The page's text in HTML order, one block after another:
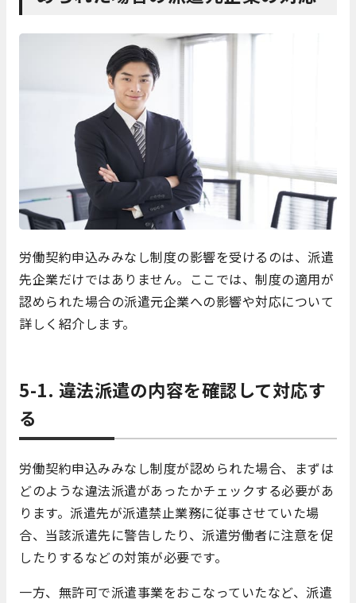
労働契約申込みみなし制度の影響を受けるのは、派遣
先企業だけではありません。ここでは、制度の適用が
認められた場合の派遣元企業への影響や対応について
詳しく紹介します。
5-1. 違法派遣の内容を確認して対応す
る
労働契約申込みみなし制度が認められた場合、まずは
どのような違法派遣があったかチェックする必要があ
ります。派遣先が派遣禁止業務に従事させていた場
合、当該派遣先に警告したり、派遣労働者に注意を促
したりするなどの対策が必要です。
一方、無許可で派遣事業をおこなっていたなど、派遣